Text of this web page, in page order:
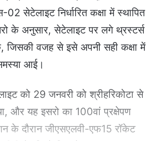
02 सेटेलाइट निर्धारित कक्षा में स्थापित
के अनुसार, सेटेलाइट पर लगे थ्रस्टर्स
जिसकी वजह से इसे अपनी सही कक्षा में
आई।
को 29 जनवरी को श्रीहरिकोटा से
और यह इसरो का 100वां प्रक्षेपण
के दौरान जीएसएलवी-एफ15 रॉकेट